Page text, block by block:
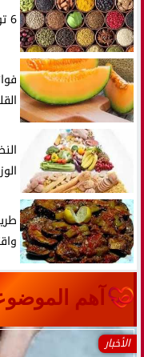
6 توابل شائعة قد تحسن صحة الأمعاء والمخ...
آهم
الأخبار